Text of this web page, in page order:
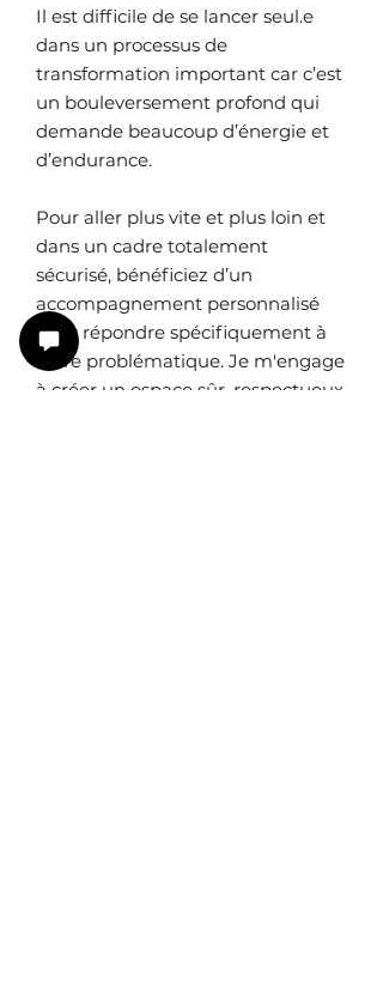
Il est difficile de se lancer seul.e
dans un processus de
transformation important car c’est
un bouleversement profond qui
demande beaucoup d’énergie et
d’endurance.
Pour aller plus vite et plus loin et
dans un cadre totalement
sécurisé, bénéficiez d’un
accompagnement personnalisé
pour répondre spécifiquement à
votre problématique. Je m'engage
à créer un espace sûr, respectueux